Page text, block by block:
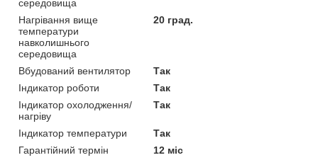
середовища
Нагрівання вище
температури
навколишнього
середовища
20 град.
Вбудований вентилятор
Так
Індикатор роботи
Так
Індикатор охолодження/
нагріву
Так
Індикатор температури
Так
Гарантійний термін
12 міс